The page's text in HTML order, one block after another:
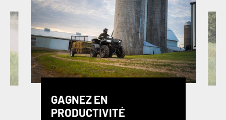
GAGNEZ EN
PRODUCTIVITÉ